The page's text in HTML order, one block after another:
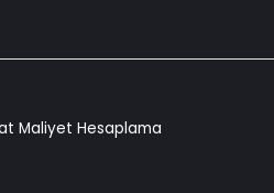
Maliyet Hesaplama